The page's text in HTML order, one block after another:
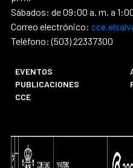
Sábados: de 09:00 a. m. a
Correo electrónico:
Teléfono: (503) 22337300
EVENTOS
PUBLICACIONES
CCE